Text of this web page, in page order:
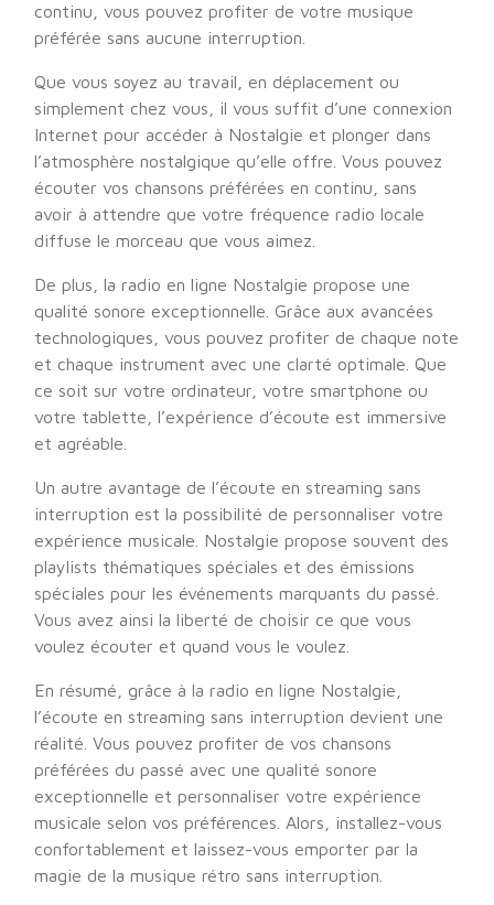
continu, vous pouvez profiter de votre musique
préférée sans aucune interruption.
Que vous soyez au travail, en déplacement ou
simplement chez vous, il vous suffit d’une connexion
Internet pour accéder à Nostalgie et plonger dans
l’atmosphère nostalgique qu’elle offre. Vous pouvez
écouter vos chansons préférées en continu, sans
avoir à attendre que votre fréquence radio locale
diffuse le morceau que vous aimez.
De plus, la radio en ligne Nostalgie propose une
qualité sonore exceptionnelle. Grâce aux avancées
technologiques, vous pouvez profiter de chaque note
et chaque instrument avec une clarté optimale. Que
ce soit sur votre ordinateur, votre smartphone ou
votre tablette, l’expérience d’écoute est immersive
et agréable.
Un autre avantage de l’écoute en streaming sans
interruption est la possibilité de personnaliser votre
expérience musicale. Nostalgie propose souvent des
playlists thématiques spéciales et des émissions
spéciales pour les événements marquants du passé.
Vous avez ainsi la liberté de choisir ce que vous
voulez écouter et quand vous le voulez.
En résumé, grâce à la radio en ligne Nostalgie,
l’écoute en streaming sans interruption devient une
réalité. Vous pouvez profiter de vos chansons
préférées du passé avec une qualité sonore
exceptionnelle et personnaliser votre expérience
musicale selon vos préférences. Alors, installez-vous
confortablement et laissez-vous emporter par la
magie de la musique rétro sans interruption.